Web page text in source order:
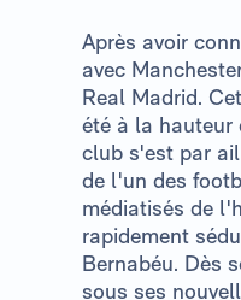
Après avoir
avec
Real Madrid.
été à la hauteur
club s'est par
de l'un des
médiatisés de
rapidement
Bernabéu. Dès
sous ses